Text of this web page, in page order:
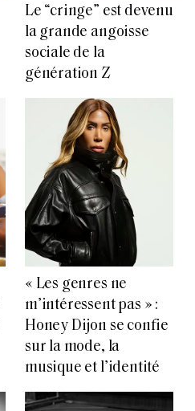
Le “cringe” est devenu
la grande angoisse
sociale de la
génération Z
« Les genres ne
m’intéressent pas » :
Honey Dijon se confie
sur la mode, la
musique et l’identité